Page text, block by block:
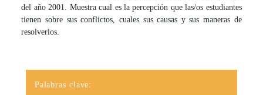
del año 2001. Muestra cual es la percepción que las/os estudiantes
tienen sobre sus conflictos, cuales sus causas y sus maneras de
resolverlos.
Palabras clave: